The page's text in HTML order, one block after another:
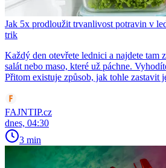
Jak 5x prodloužit trvanlivost potravin v
trik
Každý den otevřete lednici a najdete tam
salát nebo maso, které už páchne.
Přitom existuje způsob, jak tohle zastavit
FAJNTIP.cz
dnes, 04:30
3 min